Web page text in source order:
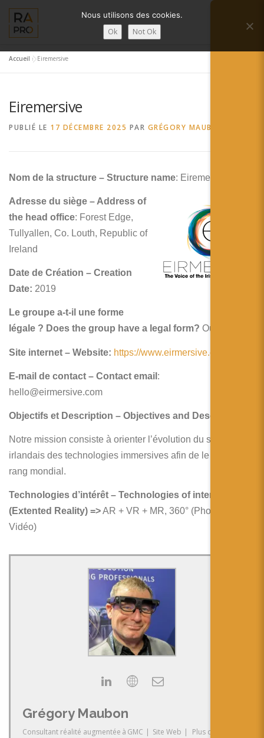
contenu
Menu
SERVICES RA’PRO
Français
Deutsch
Español
Accueil »Eiremersive
Eiremersive
PUBLIÉ LE 17 DÉCEMBRE 2025 PAR GRÉGORY MAUBON
Nom de la structure – Structure name: Eiremersive
Adresse du siège – Address of
the head office: Forest Edge,
Tullyallen, Co. Louth, Republic of
Ireland
Date de Création – Creation
Date: 2019
Le groupe a-t-il une forme
légale ? Does the group have a legal form? Oui / Yes
Site internet – Website: https://www.eirmersive.com
E-mail de contact – Contact email :
hello@eirmersive.com
Objectifs et Description – Objectives and Description:
Notre mission consiste à orienter l’évolution du secteur
irlandais des technologies immersives afin de le hisser au
rang mondial.
Technologies d’intérêt – Technologies of interest: XR
(Extented Reality) =>AR + VR + MR, 360° (Photo et
Vidéo)
Grégory Maubon
Consultant réalité augmentée à GMC | Site Web |
Plus de
Nous utilisons des cookies.
Ok Not Ok